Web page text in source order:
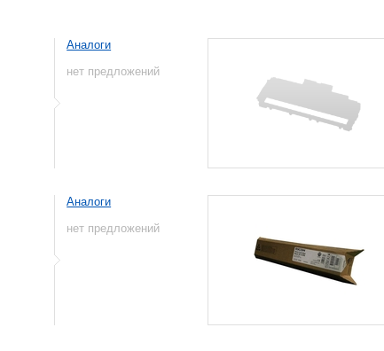
Аналоги
нет предложений
Аналоги
нет предложений